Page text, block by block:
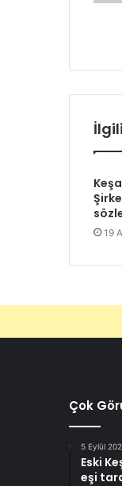
19
Çok
5 Eylül
Eski
eşi